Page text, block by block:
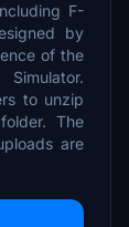
F-
by
of the
to unzip
The
are